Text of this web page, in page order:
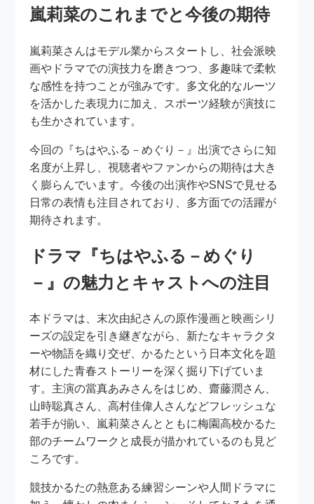
嵐莉菜のこれまでと今後の期待
嵐莉菜さんはモデル業からスタートし、社会派映
画やドラマでの演技力を磨きつつ、多趣味で柔軟
な感性を持つことが強みです。多文化的なルーツ
を活かした表現力に加え、スポーツ経験が演技に
も生かされています。
今回の『ちはやふる－めぐり－』出演でさらに知
名度が上昇し、視聴者やファンからの期待は大き
く膨らんでいます。今後の出演作やSNSで見せる
日常の表情も注目されており、多方面での活躍が
期待されます。
ドラマ『ちはやふる－めぐり
－』の魅力とキャストへの注目
本ドラマは、末次由紀さんの原作漫画と映画シリ
ーズの設定を引き継ぎながら、新たなキャラクタ
ーや物語を織り交ぜ、かるたという日本文化を題
材にした青春ストーリーを深く掘り下げていま
す。主演の當真あみさんをはじめ、齋藤潤さん、
山時聡真さん、高村佳偉人さんなどフレッシュな
若手が揃い、嵐莉菜さんとともに梅園高校かるた
部のチームワークと成長が描かれているのも見ど
ころです。
競技かるたの熱意ある練習シーンや人間ドラマに